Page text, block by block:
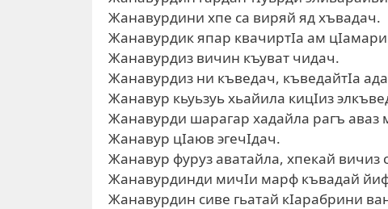
Жанавурдини хпе са виряй яд хъвадач.
Жанавурдик япар квачиртIа ам
Жанавурдиз вичин къуват чидач.
Жанавурдиз ни къведач, къведайтIа
Жанавур кьуьзуь хьайила кицIиз
Жанавурди шарагар хадайла рагъ аваз
Жанавур цIаюв эгечIдач.
Жанавур фуруз аватайла, хпекай вичиз
Жанавурдинди мичIи марф къвадай
Жанавурдин сиве гьатай кIарабрини